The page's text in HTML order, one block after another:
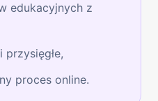
edukacyjnych z
przysięgłe,
proces online.